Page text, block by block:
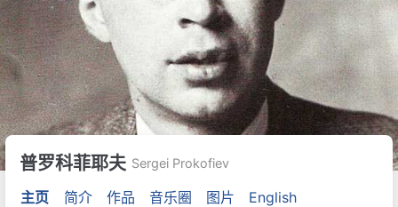
普罗科菲耶夫 Sergei Prokofiev
主页 简介 作品 音乐圈 图片 English